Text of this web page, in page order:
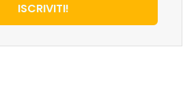
ISCRIVITI!